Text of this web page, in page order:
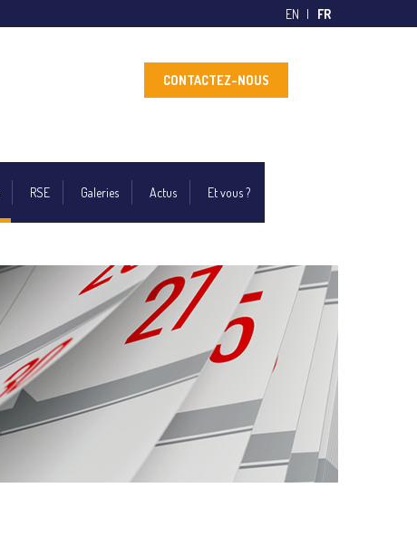
EN FR
CONTACTEZ-NOUS
RSE Galeries Actus Et vous ?